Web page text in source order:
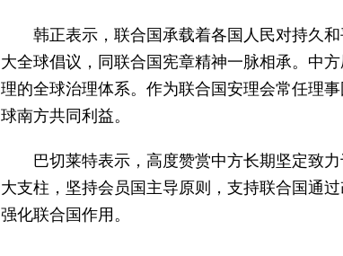
韩正表示，联合国承载着各国人民对持久
大全球倡议，同联合国宪章精神一脉相承。中
理的全球治理体系。作为联合国安理会常任理
球南方共同利益。
巴切莱特表示，高度赞赏中方长期坚定致
大支柱，坚持会员国主导原则，支持联合国通
强化联合国作用。